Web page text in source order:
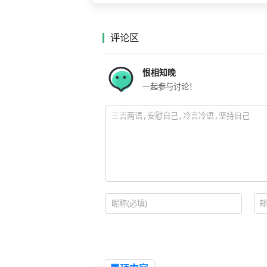
评论区
恨相知晚
一起参与讨论！